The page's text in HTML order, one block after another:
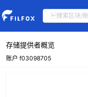
存储提供者概览
账户 f03098705